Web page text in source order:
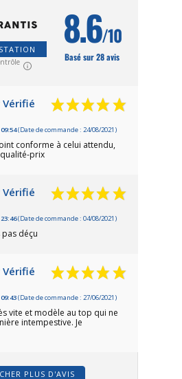
8.6/10
Basé sur 28 avis
(Date de commande : 24/08/2021)
conforme à celui attendu,
prix
(Date de commande : 04/08/2021)
pas déçu
(Date de commande : 27/06/2021)
vite et modèle au top qui ne
intempestive. Je
PLUS D'AVIS